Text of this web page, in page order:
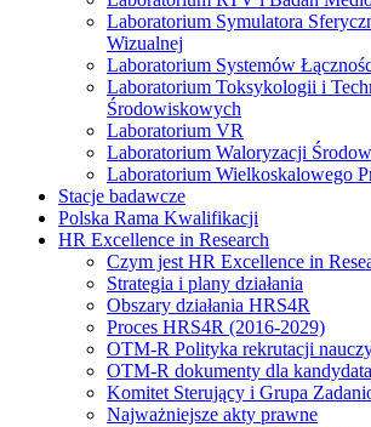
Laboratorium Symulatora
Wizualnej
Laboratorium Systemów
Laboratorium Toksykologii i
Środowiskowych
Laboratorium VR
Laboratorium Waloryzacji
Laboratorium Wielkoskalowego
Stacje badawcze
Polska Rama Kwalifikacji
HR Excellence in Research
Czym jest HR Excellence in
Strategia i plany działania
Obszary działania HRS4R
Proces HRS4R (2016-2029)
OTM-R Polityka rekrutacji
OTM-R dokumenty dla kandydata
Komitet Sterujący i Grupa
Najważniejsze akty prawne